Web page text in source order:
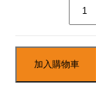
加入購物車